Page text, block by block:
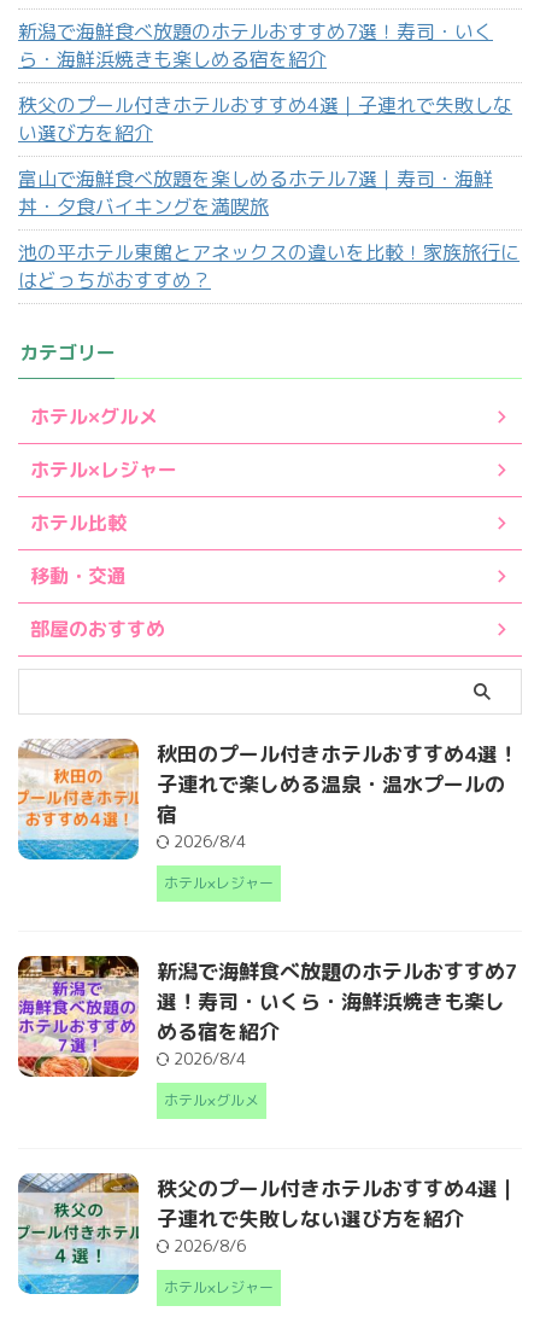
新潟で海鮮食べ放題のホテルおすすめ7選！寿司・いく
ら・海鮮浜焼きも楽しめる宿を紹介
秩父のプール付きホテルおすすめ4選｜子連れで失敗しな
い選び方を紹介
富山で海鮮食べ放題を楽しめるホテル7選｜寿司・海鮮
丼・夕食バイキングを満喫旅
池の平ホテル東館とアネックスの違いを比較！家族旅行に
はどっちがおすすめ？
カテゴリー
ホテル×グルメ
ホテル×レジャー
ホテル比較
移動・交通
部屋のおすすめ
秋田のプール付きホテルおすすめ4選！
子連れで楽しめる温泉・温水プールの
宿
2026/8/4
ホテル×レジャー
新潟で海鮮食べ放題のホテルおすすめ7
選！寿司・いくら・海鮮浜焼きも楽し
める宿を紹介
2026/8/4
ホテル×グルメ
秩父のプール付きホテルおすすめ4選｜
子連れで失敗しない選び方を紹介
2026/8/6
ホテル×レジャー